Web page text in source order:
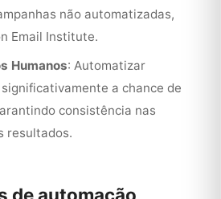
não automatizadas,
Email Institute.
Humanos: Automatizar
a chance de
consistência nas
resultados.
de automação